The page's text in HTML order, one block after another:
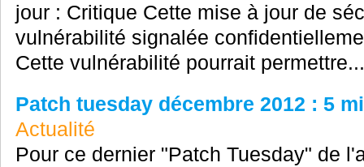
jour : Critique Cette mise à jour de
vulnérabilité signalée
Cette vulnérabilité pourrait permettre...
Patch tuesday décembre 2012 : 5
Actualité
Pour ce dernier "Patch Tuesday" de